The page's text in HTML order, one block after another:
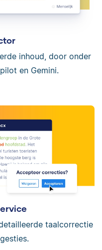
inhoud, door onder
en Gemini.
taalcorrectie